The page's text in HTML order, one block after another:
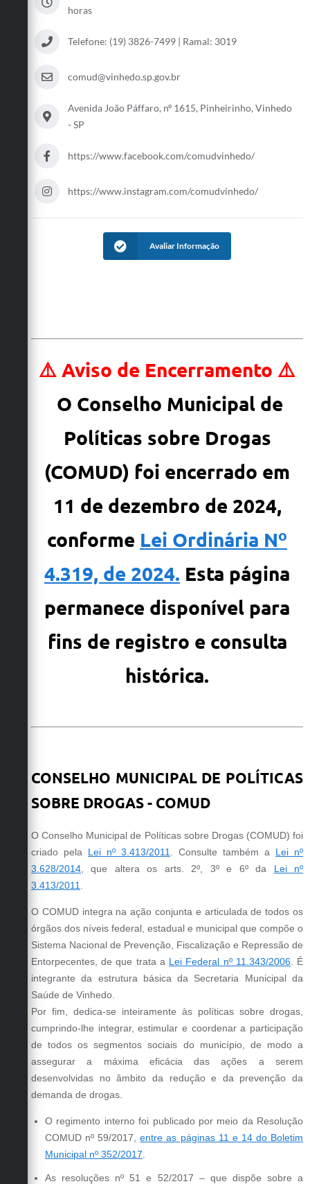
Poupatempo
Fala.BR
Listagem dos CEPs de Vinhedo
Contratos
Associação dos Servidores Públicos Municipais de
Carta de Serviços
Contas Públicas
Legislação
Links Úteis
Serviços Online
horas
Telefone: (19) 3826-7499 | Ramal: 3019
comud@vinhedo.sp.gov.br
Avenida João Páffaro, nº 1615, Pinheirinho, Vinhedo
- SP
https://www.facebook.com/comudvinhedo/
https://www.instagram.com/comudvinhedo/
Avaliar Informação
⚠️ Aviso de Encerramento ⚠️
O Conselho Municipal de
Políticas sobre Drogas
(COMUD) foi encerrado em
11 de dezembro de 2024,
conforme Lei Ordinária Nº
4.319, de 2024. Esta página
permanece disponível para
fins de registro e consulta
histórica.
CONSELHO MUNICIPAL DE POLÍTICAS
SOBRE DROGAS - COMUD
O Conselho Municipal de Políticas sobre Drogas (COMUD) foi
criado pela Lei nº 3.413/2011. Consulte também a Lei nº
3.628/2014, que altera os arts. 2º, 3º e 6º da Lei nº
3.413/2011.
O COMUD integra na ação conjunta e articulada de todos os
órgãos dos níveis federal, estadual e municipal que compõe o
Sistema Nacional de Prevenção, Fiscalização e Repressão de
Entorpecentes, de que trata a Lei Federal nº 11.343/2006. É
integrante da estrutura básica da Secretaria Municipal da
Saúde de Vinhedo.
Por fim, dedica-se inteiramente às políticas sobre drogas,
cumprindo-lhe integrar, estimular e coordenar a participação
de todos os segmentos sociais do município, de modo a
assegurar a máxima eficácia das ações a serem
desenvolvidas no âmbito da redução e da prevenção da
demanda de drogas.
O regimento interno foi publicado por meio da Resolução
COMUD nº 59/2017,entre as páginas 11 e 14 do Boletim
Municipal nº 352/2017.
As resoluções nº 51 e 52/2017 – que dispõe sobre a